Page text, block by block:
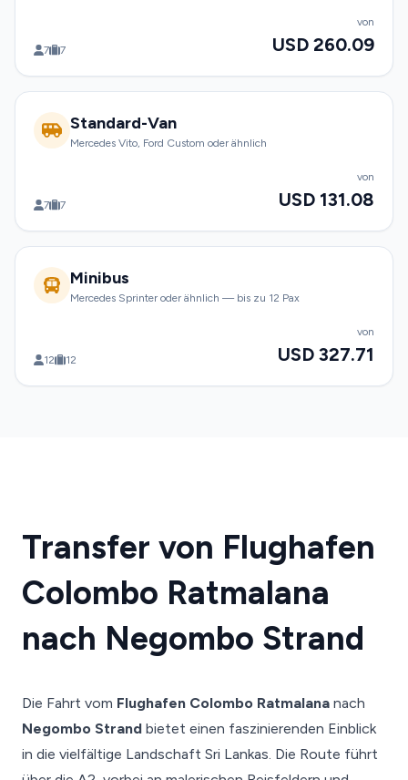
7 7
von
USD 260.09
Standard-Van
Mercedes Vito, Ford Custom oder ähnlich
7 7
von
USD 131.08
Minibus
Mercedes Sprinter oder ähnlich — bis zu 12 Pax
12 12
von
USD 327.71
Transfer von Flughafen
Colombo Ratmalana
nach Negombo Strand
Die Fahrt vom Flughafen Colombo Ratmalana nach
Negombo Strand bietet einen faszinierenden Einblick
in die vielfältige Landschaft Sri Lankas. Die Route führt